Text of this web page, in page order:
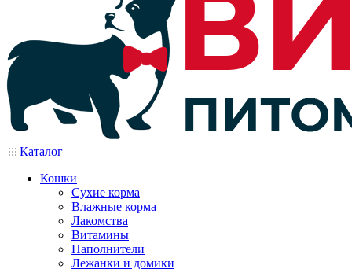
Каталог
Кошки
Сухие корма
Влажные корма
Лакомства
Витамины
Наполнители
Лежанки и домики